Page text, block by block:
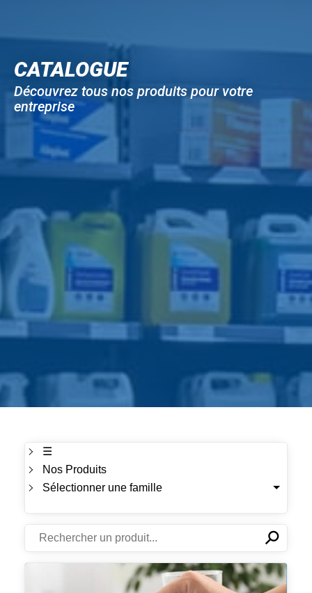
CATALOGUE
Découvrez tous nos produits pour votre
entreprise
☰
Nos Produits
Sélectionner une famille
✕⚲